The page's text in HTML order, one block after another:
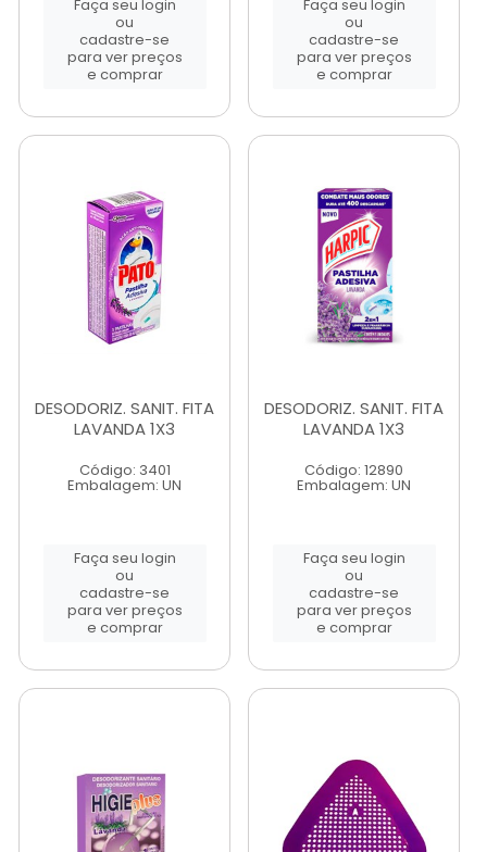
Faça seu login
ou
cadastre-se
para ver preços
e comprar
Faça seu login
ou
cadastre-se
para ver preços
e comprar
DESODORIZ. SANIT. FITA
LAVANDA 1X3
Código: 3401
Embalagem: UN
Faça seu login
ou
cadastre-se
para ver preços
e comprar
DESODORIZ. SANIT. FITA
LAVANDA 1X3
Código: 12890
Embalagem: UN
Faça seu login
ou
cadastre-se
para ver preços
e comprar